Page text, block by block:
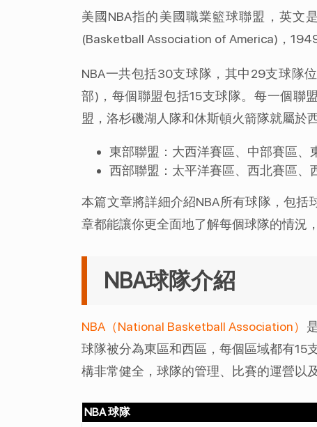
美國NBA指的美國職業籃球聯盟，英文
(Basketball Association of America)，
NBA一共包括30支球隊，其中29支球隊
部)，每個聯盟包括15支球隊。每一個聯
盟，洛杉磯湖人隊和休斯頓火箭隊就屬於
東部聯盟：大西洋賽區、中部賽區、
西部聯盟：太平洋賽區、西北賽區、
本篇文章將詳細介紹NBA所有球隊，包
章都能讓你更全面地了解每個球隊的情況
NBA球隊介紹
NBA（National Basketball Association）
球隊被分為東區和西區，每個區域都有15
構非常健全，球隊的管理、比賽的運營以
NBA 球隊